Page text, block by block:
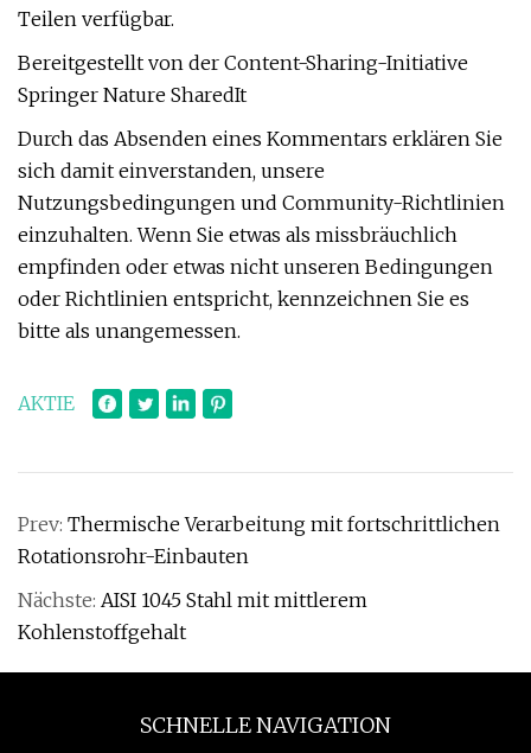
Teilen verfügbar.
Bereitgestellt von der Content-Sharing-Initiative
Springer Nature SharedIt
Durch das Absenden eines Kommentars erklären Sie
sich damit einverstanden, unsere
Nutzungsbedingungen und Community-Richtlinien
einzuhalten. Wenn Sie etwas als missbräuchlich
empfinden oder etwas nicht unseren Bedingungen
oder Richtlinien entspricht, kennzeichnen Sie es
bitte als unangemessen.
AKTIE
Prev: Thermische Verarbeitung mit fortschrittlichen
Rotationsrohr-Einbauten
Nächste: AISI 1045 Stahl mit mittlerem
Kohlenstoffgehalt
SCHNELLE NAVIGATION